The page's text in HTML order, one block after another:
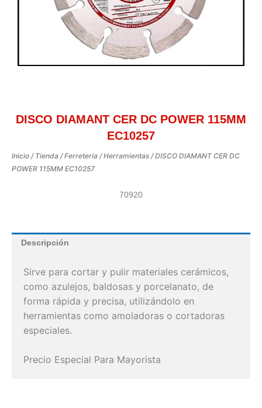
DISCO DIAMANT CER DC POWER 115MM
EC10257
Inicio / Tienda /Ferretería /Herramientas / DISCO DIAMANT CER DC
POWER 115MM EC10257
70920
Descripción
Sirve para cortar y pulir materiales cerámicos,
como azulejos, baldosas y porcelanato, de
forma rápida y precisa, utilizándolo en
herramientas como amoladoras o cortadoras
especiales.
Precio Especial Para Mayorista